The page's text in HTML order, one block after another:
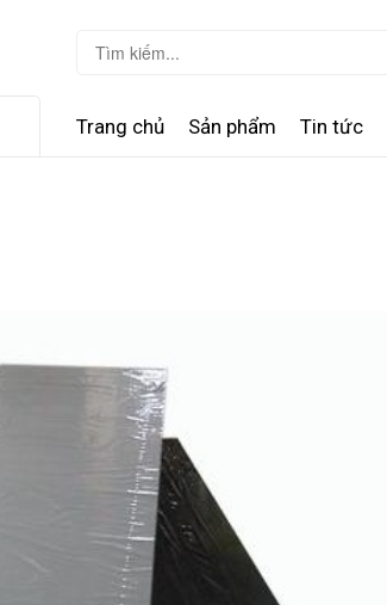
Trang chủ Sản phẩm Tin tức